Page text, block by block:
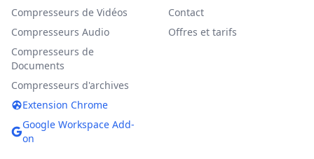
Compresseurs de Vidéos
Compresseurs Audio
Compresseurs de
Documents
Compresseurs d'archives
Extension Chrome
Google Workspace Add-
on
Contact
Offres et tarifs